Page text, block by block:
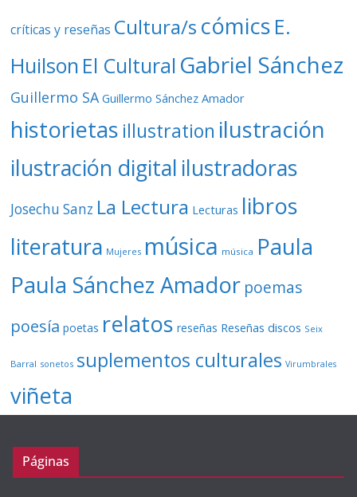
críticas y reseñas Cultura/s cómics E.
Huilson El Cultural Gabriel Sánchez
Guillermo SA Guillermo Sánchez Amador
historietas illustration ilustración
ilustración digital ilustradoras
Josechu Sanz La Lectura Lecturas libros
literatura Mujeres música música Paula
Paula Sánchez Amador poemas
poesía poetas relatos reseñas Reseñas discos Seix
Barral sonetos suplementos culturales Virumbrales
viñeta
Páginas